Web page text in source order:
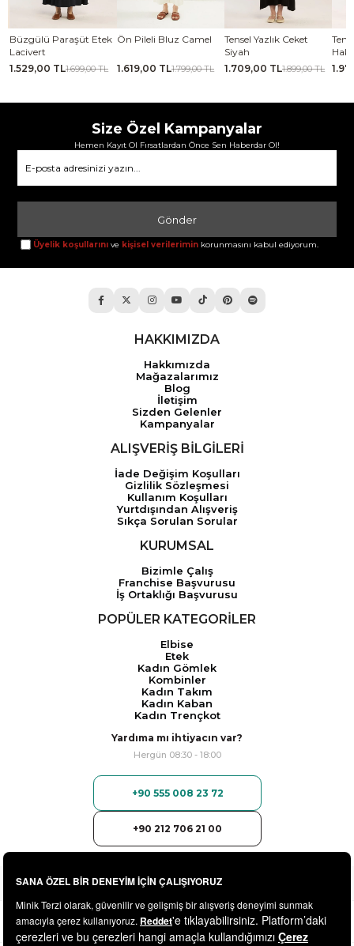
Büzgülü Paraşüt Etek
Lacivert
1.529,00 TL1.699,00 TL
Ön Pileli Bluz Camel
1.619,00 TL1.799,00 TL
Tensel Yazlık Ceket
Siyah
1.709,00 TL1.899,00 TL
Haki
Size Özel Kampanyalar
Hemen Kayıt Ol Fırsatlardan Önce Sen Haberdar Ol!
Gönder
Üyelik koşullarını ve kişisel verilerimin korunmasını kabul ediyorum.
HAKKIMIZDA
Hakkımızda
Mağazalarımız
Blog
İletişim
Sizden Gelenler
Kampanyalar
ALIŞVERİŞ BİLGİLERİ
İade Değişim Koşulları
Gizlilik Sözleşmesi
Kullanım Koşulları
Yurtdışından Alışveriş
Sıkça Sorulan Sorular
KURUMSAL
Bizimle Çalış
Franchise Başvurusu
İş Ortaklığı Başvurusu
POPÜLER KATEGORİLER
Elbise
Etek
Kadın Gömlek
Kombinler
Kadın Takım
Kadın Kaban
Kadın Trençkot
Yardıma mı ihtiyacın var?
Hergün 08:30 - 18:00
+90 555 008 23 72
+90 212 706 21 00
© 2025minikterzi.com - Tüm Hakları Saklıdır.